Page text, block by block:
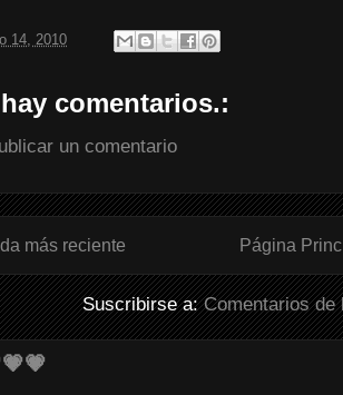
14, 2010
comentarios.:
un comentario
más reciente Página
Suscribirse a:Comentarios de